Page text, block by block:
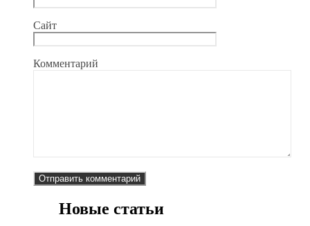
Сайт
Комментарий
Новые статьи